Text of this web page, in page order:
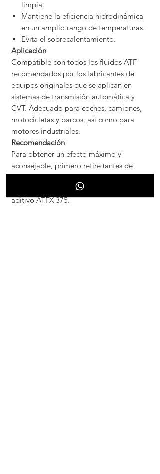
limpia.
Mantiene la eficiencia hidrodinámica
en un amplio rango de temperaturas.
Evita el sobrecalentamiento.
Aplicación
Compatible con todos los fluidos ATF
recomendados por los fabricantes de
equipos originales que se aplican en
sistemas de transmisión automática y
CVT. Adecuado para coches, camiones,
motocicletas y barcos, así como para
motores industriales.
Recomendación
Para obtener un efecto máximo y
aconsejable, primero retire (antes de
aplicar) el aceite ATF antiguo del sistema
y rellénelo con aceite ATF nuevo más el
aditivo ATFX 375.